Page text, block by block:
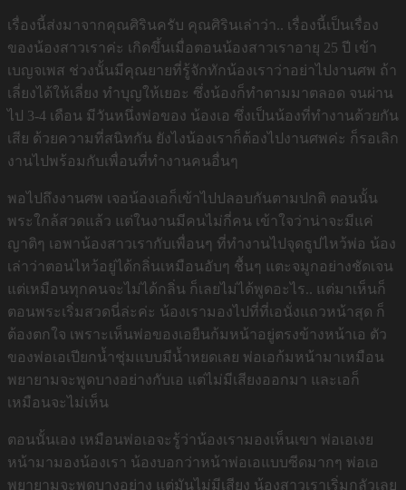
เรื่องนี้ส่งมาจากคุณศิรินครับ คุณศิรินเล่าว่า.. เรื่องนี้เป็นเรื่อง
ของน้องสาวเราค่ะ เกิดขึ้นเมื่อตอนน้องสาวเราอายุ 25 ปี เข้า
เบญจเพส ช่วงนั้นมีคุณยายที่รู้จักทักน้องเราว่าอย่าไปงานศพ ถ้า
เลี่ยงได้ให้เลี่ยง ทำบุญให้เยอะ ซึ่งน้องก็ทำตามมาตลอด จนผ่าน
ไป 3-4 เดือน มีวันหนึ่งพ่อของ น้องเอ ซึ่งเป็นน้องที่ทำงานด้วยกัน
เสีย ด้วยความที่สนิทกัน ยังไงน้องเราก็ต้องไปงานศพค่ะ ก็รอเลิก
งานไปพร้อมกับเพื่อนที่ทำงานคนอื่นๆ
พอไปถึงงานศพ เจอน้องเอก็เข้าไปปลอบกันตามปกติ ตอนนั้น
พระใกล้สวดแล้ว แต่ในงานมีคนไม่กี่คน เข้าใจว่าน่าจะมีแค่
ญาติๆ เอพาน้องสาวเรากับเพื่อนๆ ที่ทำงานไปจุดธูปไหว้พ่อ น้อง
เล่าว่าตอนไหว้อยู่ได้กลิ่นเหมือนอับๆ ชื้นๆ แตะจมูกอย่างชัดเจน
แต่เหมือนทุกคนจะไม่ได้กลิ่น ก็เลยไม่ได้พูดอะไร.. แต่มาเห็นก็
ตอนพระเริ่มสวดนี่ล่ะค่ะ น้องเรามองไปที่ที่เอนั่งแถวหน้าสุด ก็
ต้องตกใจ เพราะเห็นพ่อของเอยืนก้มหน้าอยู่ตรงข้างหน้าเอ ตัว
ของพ่อเอเปียกน้ำชุ่มแบบมีน้ำหยดเลย พ่อเอก้มหน้ามาเหมือน
พยายามจะพูดบางอย่างกับเอ แต่ไม่มีเสียงออกมา และเอก็
เหมือนจะไม่เห็น
ตอนนั้นเอง เหมือนพ่อเอจะรู้ว่าน้องเรามองเห็นเขา พ่อเอเงย
หน้ามามองน้องเรา น้องบอกว่าหน้าพ่อเอแบบซีดมากๆ พ่อเอ
พยายามจะพูดบางอย่าง แต่มันไม่มีเสียง น้องสาวเราเริ่มกลัวเลย